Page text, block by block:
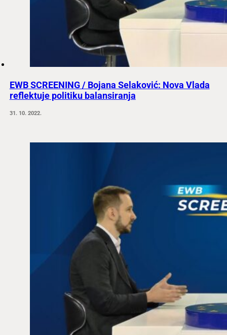
EWB SCREENING / Bojana Selaković: Nova Vlada
reflektuje politiku balansiranja
31. 10. 2022.